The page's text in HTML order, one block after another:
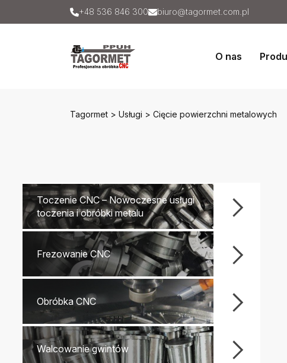
+48 536 846 300 biuro@tagormet.com.pl
O nas
Tagormet > Usługi > Cięcie powierzchni metalowych
Toczenie CNC – Nowoczesne usługi
toczenia i obróbki metalu
Frezowanie CNC
Obróbka CNC
Walcowanie gwintów